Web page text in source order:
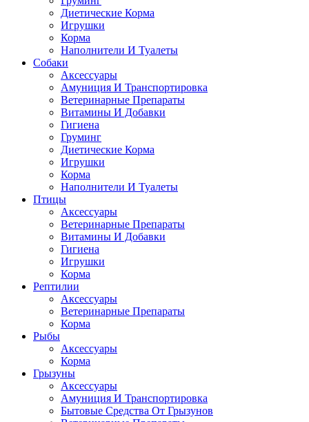
Диетические Корма
Игрушки
Корма
Наполнители И Туалеты
Собаки
Аксессуары
Амуниция И Транспортировка
Ветеринарные Препараты
Витамины И Добавки
Гигиена
Груминг
Диетические Корма
Игрушки
Корма
Наполнители И Туалеты
Птицы
Аксессуары
Ветеринарные Препараты
Витамины И Добавки
Гигиена
Игрушки
Корма
Рептилии
Аксессуары
Ветеринарные Препараты
Корма
Рыбы
Аксессуары
Корма
Грызуны
Аксессуары
Амуниция И Транспортировка
Бытовые Средства От Грызунов